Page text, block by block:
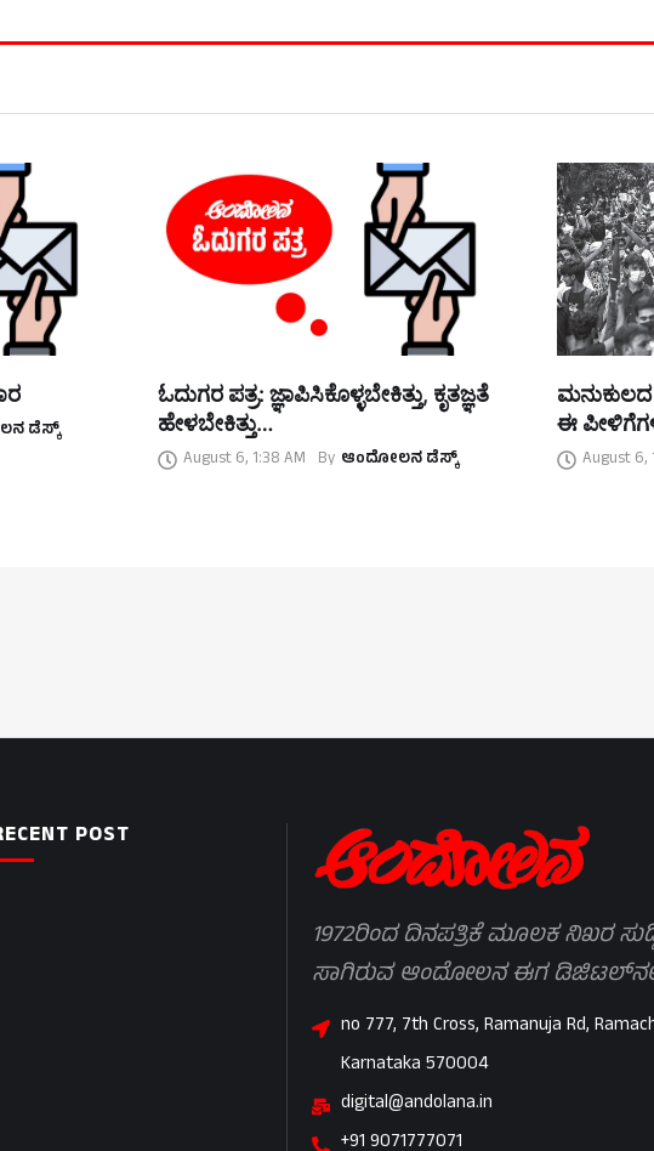
ಡೆಸ್ಕ್
ಓದುಗರ ಪತ್ರ: ಜ್ಞಾಪಿಸಿಕೊಳ್ಳಬೇಕಿತ್ತು, ಕೃತಜ್ಞತೆ
ಹೇಳಬೇಕಿತ್ತು…
August 6, 1:38 AM By ಆಂದೋಲನ ಡೆಸ್ಕ್
ಮನುಕುಲದ
ಈ
August 6,
POST
1972ರಿಂದ ದಿನಪತ್ರಿಕೆ ಮೂಲಕ ನಿಖರ
ಸಾಗಿರುವ ಆಂದೋಲನ ಈಗ
no 777, 7th Cross, Ramanuja Rd,
Karnataka 570004
digital@andolana.in
+91 9071777071